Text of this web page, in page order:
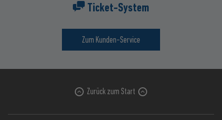
Ticket-System
Zum Kunden-Service
Zurück zum Start